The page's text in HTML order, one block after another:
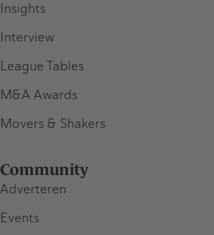
Insights
Interview
League Tables
M&A Awards
Movers & Shakers
Community
Adverteren
Events